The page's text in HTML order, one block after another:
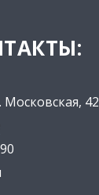
Московская, 42